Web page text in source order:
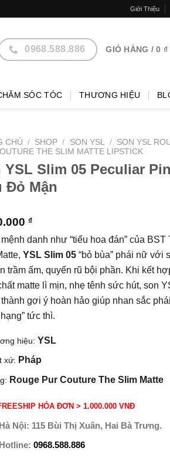
Giới Thiệu
0968.588.886 GIỎ HÀNG /0 ₫
SÓC TÓC THƯƠNG HIỆU
CHỦ / SHOP / SON YSL /
SON YSL
THE SLIM MATTE LIPSTICK
YSL Slim 05 Peculiar
Đỏ Mận
₫
danh như “tiểu hoa đán” của BST
YSL Slim 05 “bỏ bùa” phái nữ với
trầm ấm, quyến rũ bội phần. Khi kết
matte lì mịn, nhẹ tênh sức hút, son
gợi ý hoàn hảo giúp nhan sắc
tức thì.
hiệu: YSL
xứ: Pháp
Rouge Pur Couture The Slim Matte
HÓA ĐƠN > 1.000.000 VNĐ
Hà Nội: 115 Bùi Thị Xuân, Hai Bà Trưng.
Hotline:0968.588.886